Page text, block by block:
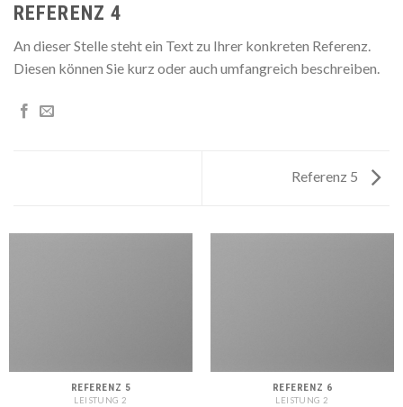
REFERENZ 4
An dieser Stelle steht ein Text zu Ihrer konkreten Referenz.
Diesen können Sie kurz oder auch umfangreich beschreiben.
Referenz 5
REFERENZ 5
LEISTUNG 2
REFERENZ 6
LEISTUNG 2